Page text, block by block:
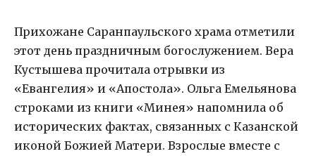
Прихожане Саранпаульского храма отметили
этот день праздничным богослужением. Вера
Кустышева прочитала отрывки из
«Евангелия» и «Апостола». Ольга Емельянова
строками из книги «Минея» напомнила об
исторических фактах, связанных с Казанской
иконой Божией Матери. Взрослые вместе с